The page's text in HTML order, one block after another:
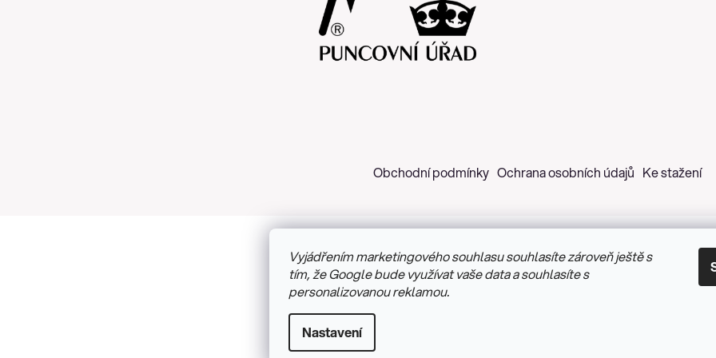
Vyjádřením marketingového souhlasu souhlasíte zároveň ještě s
tím, že Google bude využívat vaše data a souhlasíte s
personalizovanou reklamou.
Nastavení
Obchodní podmínky Ochrana osobních údajů Ke stažení
Copyright 2026Z&H Růžičková. Všechna práva vyhrazena. Upravit